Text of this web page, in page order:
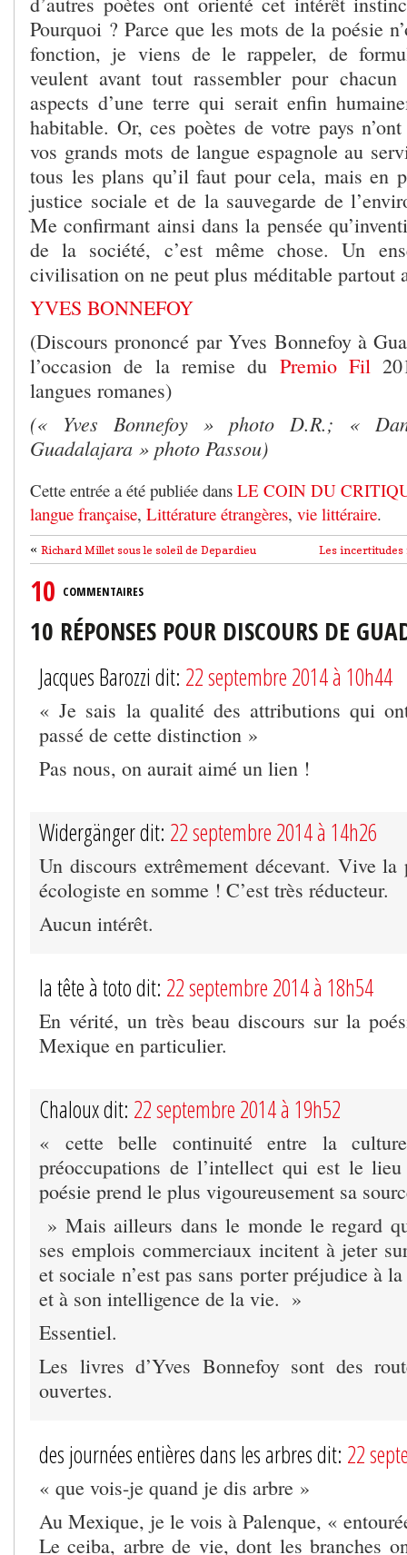
Pourquoi ? Parce que les mots de la poésie
fonction, je viens de le rappeler, de
veulent avant tout rassembler pour
aspects d’une terre qui serait enfin
habitable. Or, ces poètes de votre pays
vos grands mots de langue espagnole au
tous les plans qu’il faut pour cela, mais en
justice sociale et de la sauvegarde de
Me confirmant ainsi dans la pensée
de la société, c’est même chose. Un
civilisation on ne peut plus méditable partout
YVES BONNEFOY
(Discours prononcé par Yves Bonnefoy à
l’occasion de la remise du Premio Fil
langues romanes)
(« Yves Bonnefoy » photo D.R.; «
Guadalajara » photo Passou)
Cette entrée a été publiée dans LE COIN DU
langue française, Littérature étrangères, vie littéraire.
Les
« Richard Millet sous le soleil de Depardieu
10 COMMENTAIRES
10 RÉPONSES POUR DISCOURS DE
Jacques Barozzi dit: 22 septembre 2014 à 10h44
« Je sais la qualité des attributions qui
passé de cette distinction »
Pas nous, on aurait aimé un lien !
Widergänger dit: 22 septembre 2014 à 14h26
Un discours extrêmement décevant. Vive la
écologiste en somme ! C’est très réducteur.
Aucun intérêt.
la tête à toto dit: 22 septembre 2014 à 18h54
En vérité, un très beau discours sur la
Mexique en particulier.
Chaloux dit: 22 septembre 2014 à 19h52
« cette belle continuité entre la
préoccupations de l’intellect qui est le
poésie prend le plus vigoureusement sa
» Mais ailleurs dans le monde le regard
ses emplois commerciaux incitent à jeter
et sociale n’est pas sans porter préjudice à
et à son intelligence de la vie. »
Essentiel.
Les livres d’Yves Bonnefoy sont des
ouvertes.
des journées entières dans les arbres dit: 22
« que vois-je quand je dis arbre »
Au Mexique, je le vois à Palenque, «
Le ceiba, arbre de vie, dont les branches